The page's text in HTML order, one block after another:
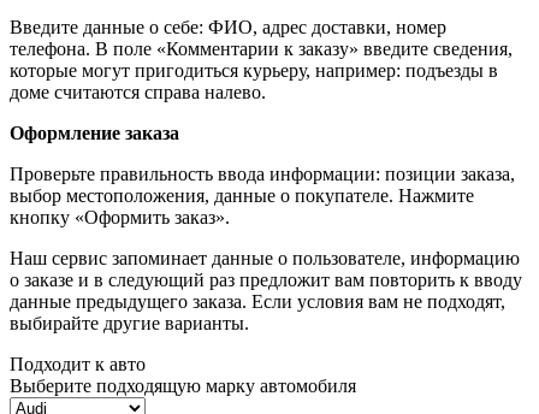
Введите данные о себе: ФИО, адрес доставки, номер
телефона. В поле «Комментарии к заказу» введите сведения,
которые могут пригодиться курьеру, например: подъезды в
доме считаются справа налево.
Оформление заказа
Проверьте правильность ввода информации: позиции заказа,
выбор местоположения, данные о покупателе. Нажмите
кнопку «Оформить заказ».
Наш сервис запоминает данные о пользователе, информацию
о заказе и в следующий раз предложит вам повторить к вводу
данные предыдущего заказа. Если условия вам не подходят,
выбирайте другие варианты.
Подходит к авто
Выберите подходящую марку автомобиля